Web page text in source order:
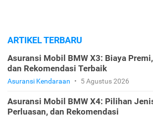
ARTIKEL TERBARU
Asuransi Mobil BMW X3: Biaya
dan Rekomendasi Terbaik
Asuransi Kendaraan • 5 Agustus 2026
Asuransi Mobil BMW X4: Pilihan
Perluasan, dan Rekomendasi